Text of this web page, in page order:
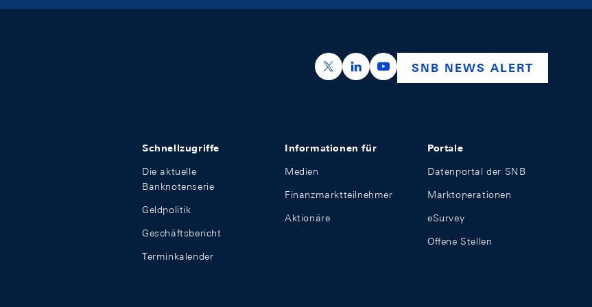
https://x.com/snb_bns
https://ch.linkedin.com/company/swiss-
https://www.youtube.com/
SNB NEWS ALERT
Schnellzugriffe
Die aktuelle
Banknotenserie
Geldpolitik
Geschäftsbericht
Terminkalender
Informationen für
Medien
Finanzmarktteilnehmer
Aktionäre
Portale
Datenportal der SNB
Marktoperationen
eSurvey
Offene Stellen